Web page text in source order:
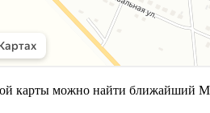
карты можно найти ближайший